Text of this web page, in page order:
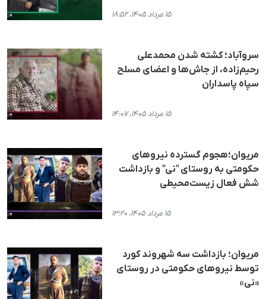
۱۵ مرداد ۱۴۰۵، ۱۸:۵۲
سروآباد؛ کشته شدن محمدعلی
رحیم‌زاده، از جاش‌ها و اعضای مسلح
سپاه پاسداران
۱۵ مرداد ۱۴۰۵، ۱۴:۰۷
مریوان؛هجوم گسترده نیروهای
حکومتی به روستای "نی" و بازداشت
شش فعال زیست‌محیطی
۱۵ مرداد ۱۴۰۵، ۱۳:۲۰
مریوان؛ بازداشت سه شهروند کورد
توسط نیروهای حکومتی در روستای
«نی»